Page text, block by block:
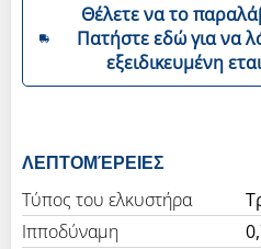
Θέλετε να το
Πατήστε εδώ για να
εξειδικευμένη
ΛΕΠΤΟΜΈΡΕΙΕΣ
Τύπος του ελκυστήρα
Ιπποδύναμη